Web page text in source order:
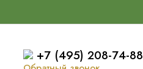
+7 (495) 208-74-88